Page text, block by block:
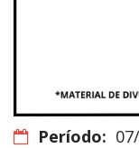
Período: